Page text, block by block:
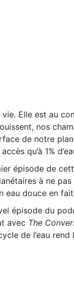
vie. Elle est au
nos
de notre
qu’à 1%
épisode de
à ne
eau douce en
épisode du
avec The
de l’eau